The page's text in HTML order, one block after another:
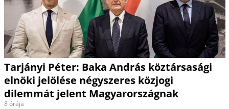
Tarjányi Péter: Baka András köztársasági
elnöki jelölése négyszeres közjogi
dilemmát jelent Magyarországnak
8 órája